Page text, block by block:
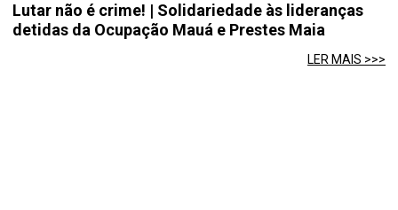
Lutar não é crime! | Solidariedade às lideranças
detidas da Ocupação Mauá e Prestes Maia
LER MAIS >>>